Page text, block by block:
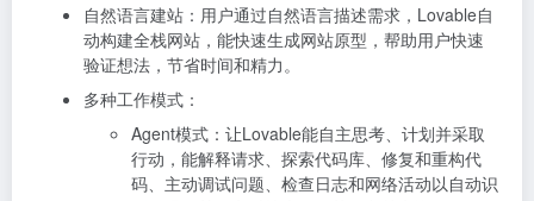
自然语言建站：用户通过自然语言描述需求，Lovable自
动构建全栈网站，能快速生成网站原型，帮助用户快速
验证想法，节省时间和精力。
多种工作模式：
Agent模式：让Lovable能自主思考、计划并采取
行动，能解释请求、探索代码库、修复和重构代
码、主动调试问题、检查日志和网络活动以自动识